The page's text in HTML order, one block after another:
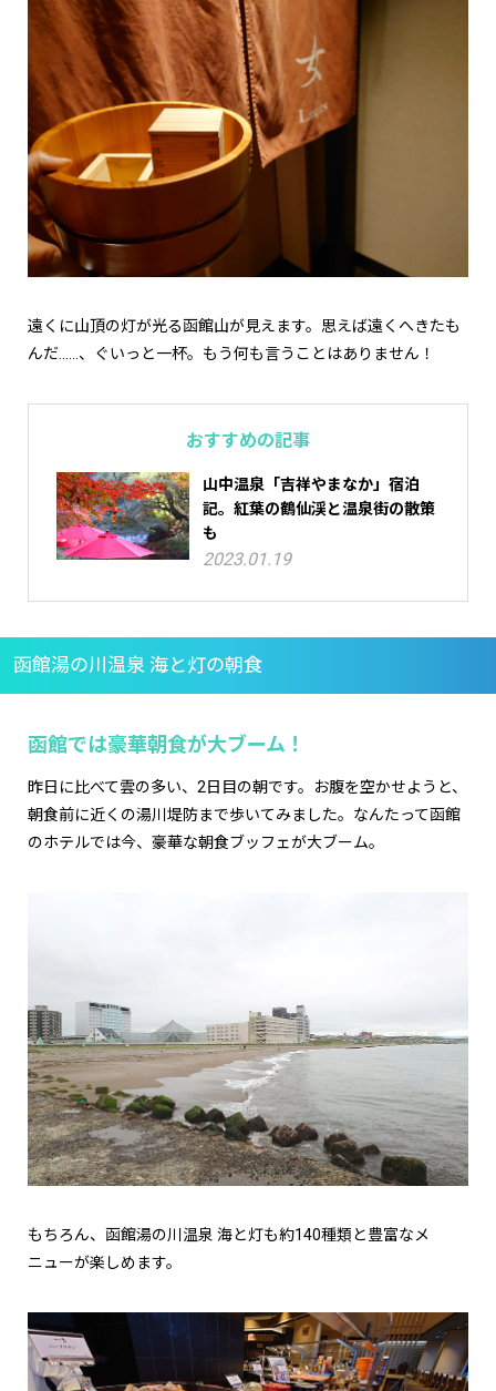
遠くに山頂の灯が光る函館山が見えます。思えば遠くへきたも
んだ……、ぐいっと一杯。もう何も言うことはありません！
おすすめの記事
山中温泉「吉祥やまなか」宿泊
記。紅葉の鶴仙渓と温泉街の散策
も
2023.01.19
函館湯の川温泉 海と灯の朝食
函館では豪華朝食が大ブーム！
昨日に比べて雲の多い、2日目の朝です。お腹を空かせようと、
朝食前に近くの湯川堤防まで歩いてみました。なんたって函館
のホテルでは今、豪華な朝食ブッフェが大ブーム。
もちろん、函館湯の川温泉 海と灯も約140種類と豊富なメ
ニューが楽しめます。